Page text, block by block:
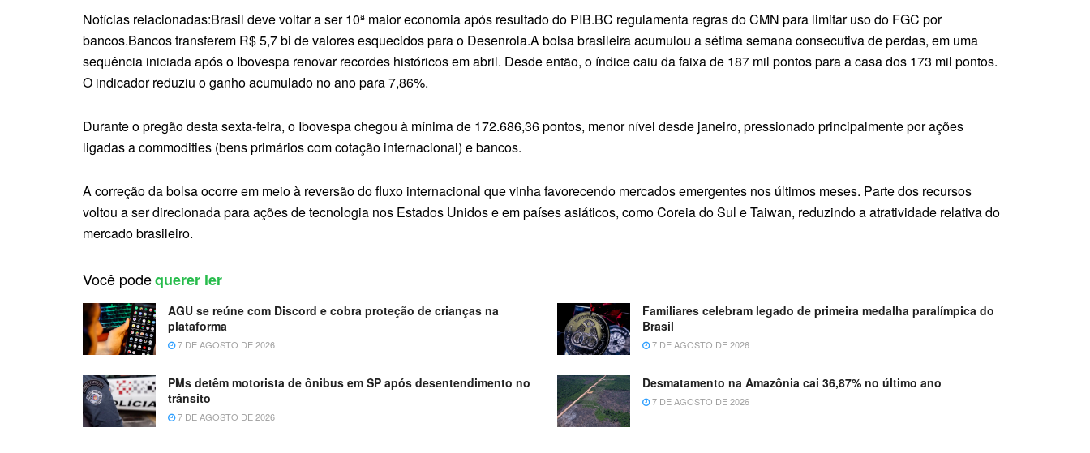
Notícias relacionadas:Brasil deve voltar a ser 10ª maior economia após resultado do PIB.BC regulamenta regras do CMN para limitar uso do FGC por
bancos.Bancos transferem R$ 5,7 bi de valores esquecidos para o Desenrola.A bolsa brasileira acumulou a sétima semana consecutiva de perdas, em uma
sequência iniciada após o Ibovespa renovar recordes históricos em abril. Desde então, o índice caiu da faixa de 187 mil pontos para a casa dos 173 mil pontos.
O indicador reduziu o ganho acumulado no ano para 7,86%.
Durante o pregão desta sexta-feira, o Ibovespa chegou à mínima de 172.686,36 pontos, menor nível desde janeiro, pressionado principalmente por ações
ligadas a commodities (bens primários com cotação internacional) e bancos.
A correção da bolsa ocorre em meio à reversão do fluxo internacional que vinha favorecendo mercados emergentes nos últimos meses. Parte dos recursos
voltou a ser direcionada para ações de tecnologia nos Estados Unidos e em países asiáticos, como Coreia do Sul e Taiwan, reduzindo a atratividade relativa do
mercado brasileiro.
Você podequerer ler
AGU se reúne com Discord e cobra proteção de crianças na
plataforma
7 DE AGOSTO DE 2026
Familiares celebram legado de primeira medalha paralímpica do
Brasil
7 DE AGOSTO DE 2026
PMs detêm motorista de ônibus em SP após desentendimento no
trânsito
7 DE AGOSTO DE 2026
Desmatamento na Amazônia cai 36,87% no último ano
7 DE AGOSTO DE 2026